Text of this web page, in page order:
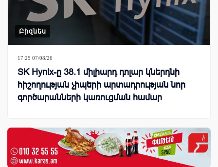
Բիզնես
17:25 07/08/26
SK Hynix-ը 38.1 միլիարդ դոլար կներդնի
հիշողության չիպերի արտադրության նոր
գործարանների կառուցման համար